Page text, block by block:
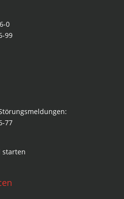
0
99
77
starten